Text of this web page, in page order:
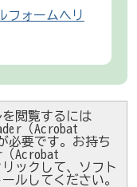
フォームへリ
を閲覧するには
（Acrobat
必要です。お持ち
Acrobat
ックして、ソフト
ルしてください。